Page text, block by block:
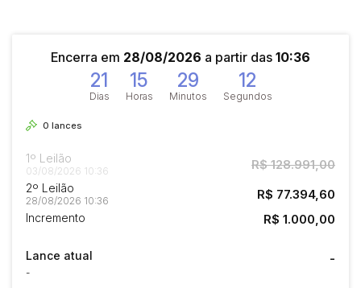
Encerra em 28/08/2026 a partir das 10:36
21
Dias
15
Horas
29
Minutos
12
Segundos
0 lances
1º Leilão
03/08/2026 10:36 R$ 128.991,00
2º Leilão
28/08/2026 10:36 R$ 77.394,60
Incremento R$ 1.000,00
Lance atual
-
-